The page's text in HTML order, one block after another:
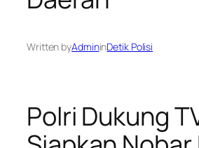
Written byAdmininDetik Polisi
Polri Dukung